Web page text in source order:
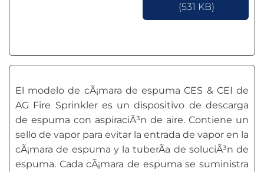
(531 KB)
El modelo de cÃ¡mara de espuma CES & CEI de
AG Fire Sprinkler es un dispositivo de descarga
de espuma con aspiraciÃ³n de aire. Contiene un
sello de vapor para evitar la entrada de vapor en la
cÃ¡mara de espuma y la tuberÃ­a de soluciÃ³n de
espuma. Cada cÃ¡mara de espuma se suministra